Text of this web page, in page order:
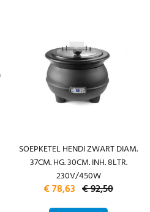
SOEPKETEL HENDI ZWART DIAM.
37CM. HG. 30CM. INH. 8LTR.
230V/450W
€ 78,63 € 92,50